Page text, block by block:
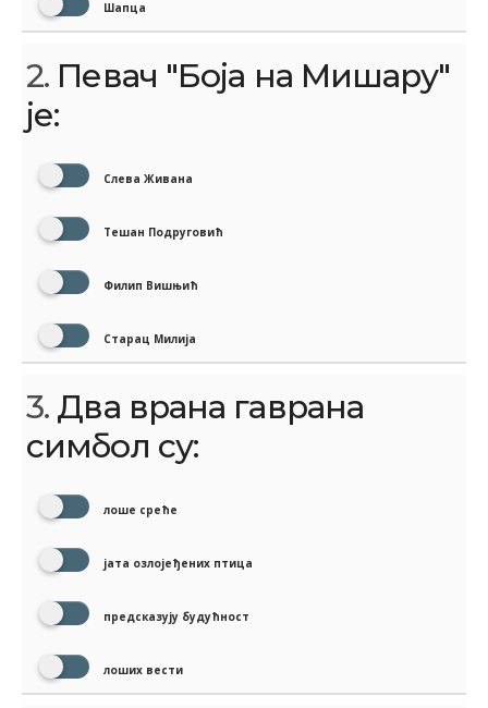
Шапца
2. Певач "Боја на Мишару"
је:
Слева Живана
Тешан Подруговић
Филип Вишњић
Старац Милија
3. Два врана гаврана
симбол су:
лоше среће
јата озлојеђених птица
предсказују будућност
лоших вести